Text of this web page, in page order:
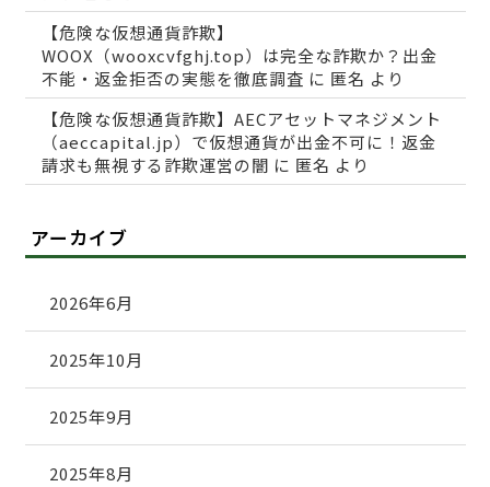
【危険な仮想通貨詐欺】
WOOX（wooxcvfghj.top）は完全な詐欺か？出金
不能・返金拒否の実態を徹底調査 に 匿名 より
【危険な仮想通貨詐欺】AECアセットマネジメント
（aeccapital.jp）で仮想通貨が出金不可に！返金
請求も無視する詐欺運営の闇 に 匿名 より
アーカイブ
2026年6月
2025年10月
2025年9月
2025年8月